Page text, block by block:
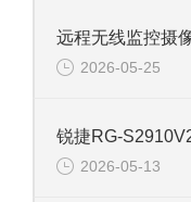
2026-05-25
2026-05-13